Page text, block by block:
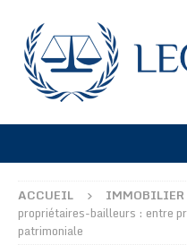
ACCUEIL IMMOBILIER
propriétaires-bailleurs : entre
patrimoniale